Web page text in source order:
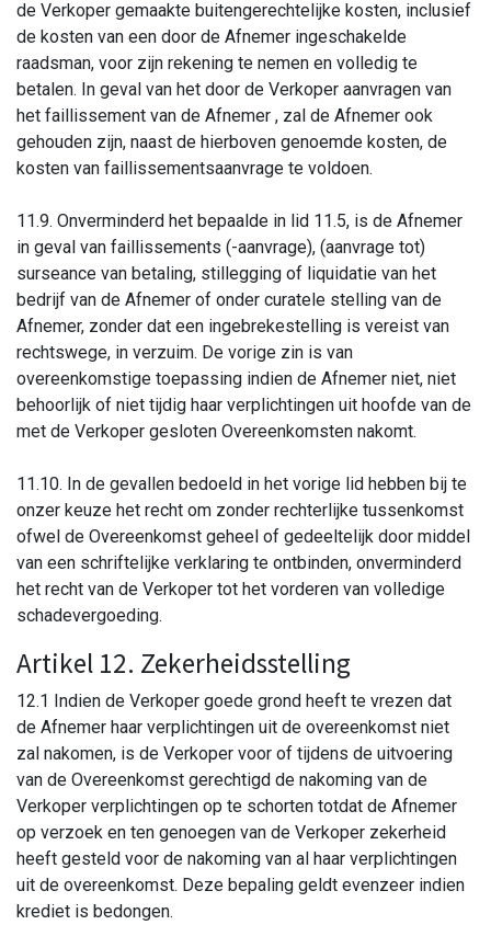
de Verkoper gemaakte buitengerechtelijke kosten, inclusief
de kosten van een door de Afnemer ingeschakelde
raadsman, voor zijn rekening te nemen en volledig te
betalen. In geval van het door de Verkoper aanvragen van
het faillissement van de Afnemer , zal de Afnemer ook
gehouden zijn, naast de hierboven genoemde kosten, de
kosten van faillissementsaanvrage te voldoen.
11.9. Onverminderd het bepaalde in lid 11.5, is de Afnemer
in geval van faillissements (-aanvrage), (aanvrage tot)
surseance van betaling, stillegging of liquidatie van het
bedrijf van de Afnemer of onder curatele stelling van de
Afnemer, zonder dat een ingebrekestelling is vereist van
rechtswege, in verzuim. De vorige zin is van
overeenkomstige toepassing indien de Afnemer niet, niet
behoorlijk of niet tijdig haar verplichtingen uit hoofde van de
met de Verkoper gesloten Overeenkomsten nakomt.
11.10. In de gevallen bedoeld in het vorige lid hebben bij te
onzer keuze het recht om zonder rechterlijke tussenkomst
ofwel de Overeenkomst geheel of gedeeltelijk door middel
van een schriftelijke verklaring te ontbinden, onverminderd
het recht van de Verkoper tot het vorderen van volledige
schadevergoeding.
Artikel 12. Zekerheidsstelling
12.1 Indien de Verkoper goede grond heeft te vrezen dat
de Afnemer haar verplichtingen uit de overeenkomst niet
zal nakomen, is de Verkoper voor of tijdens de uitvoering
van de Overeenkomst gerechtigd de nakoming van de
Verkoper verplichtingen op te schorten totdat de Afnemer
op verzoek en ten genoegen van de Verkoper zekerheid
heeft gesteld voor de nakoming van al haar verplichtingen
uit de overeenkomst. Deze bepaling geldt evenzeer indien
krediet is bedongen.